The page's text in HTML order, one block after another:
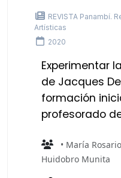
REVISTA Panambí.
Artísticas
2020
Experimentar
de Jacques
formación
profesorado
• María
Huidobro Munita